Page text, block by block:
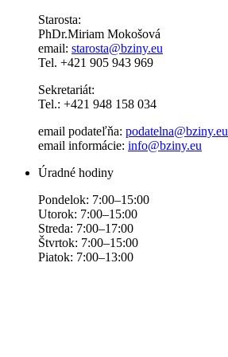
Starosta:
PhDr.Miriam Mokošová
email: starosta@bziny.eu
Tel. +421 905 943 969
Sekretariát:
Tel.: +421 948 158 034
email podateľňa: podatelna@bziny.eu
email informácie: info@bziny.eu
Úradné hodiny
Pondelok: 7:00–15:00
Utorok: 7:00–15:00
Streda: 7:00–17:00
Štvrtok: 7:00–15:00
Piatok: 7:00–13:00